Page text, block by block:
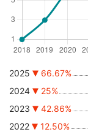
2025 66.67%
2024
25%
2023
42.86%
2022
12.50%